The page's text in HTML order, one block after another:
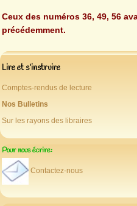
Ceux des numéros 36, 49, 56
précédemment.
Lire et s’instruire
Comptes-rendus de lecture
Nos Bulletins
Sur les rayons des libraires
Pour nous écrire:
Contactez-nous